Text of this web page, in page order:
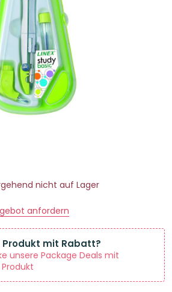
nicht auf Lager
anfordern
Produkt mit Rabatt?
unsere Package Deals mit